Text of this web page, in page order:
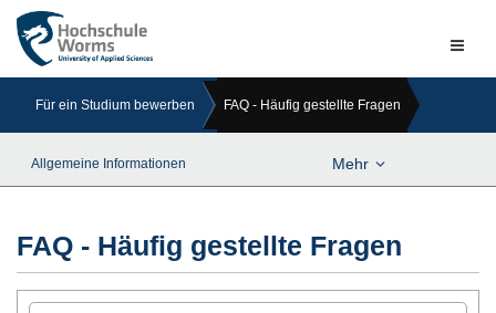
Für ein Studium bewerben FAQ - Häufig gestellte Fragen
Allgemeine Informationen Mehr
FAQ - Häufig gestellte Fragen